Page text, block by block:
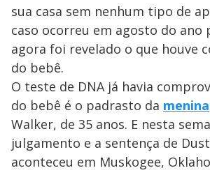
sua casa sem nenhum tipo de
caso ocorreu em agosto do ano
agora foi revelado o que houve
do bebê.
O teste de DNA já havia
do bebê é o padrasto da menina
Walker, de 35 anos. E nesta
julgamento e a sentença de
aconteceu em Muskogee,